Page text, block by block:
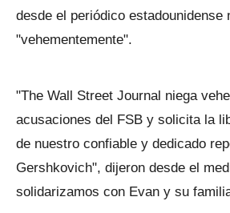
desde el periódico estadounidense
"vehementemente".
"The Wall Street Journal niega
acusaciones del FSB y solicita la
de nuestro confiable y dedicado
Gershkovich", dijeron desde el
solidarizamos con Evan y su